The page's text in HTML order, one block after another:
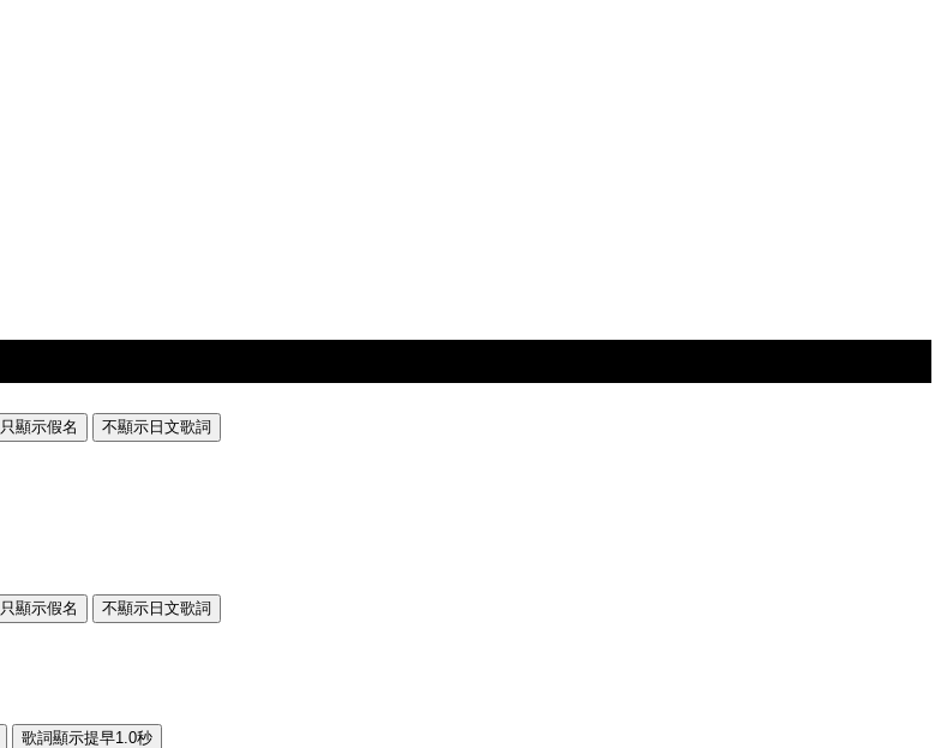
只顯示假名
不顯示日文歌詞
只顯示假名
不顯示日文歌詞
歌詞顯示提早1.0秒